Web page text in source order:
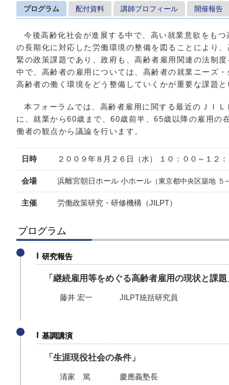
プログラム 配付資料 講師プロフィール 開催報告
今後高齢化社会が進展する中で、高い就業意欲をも
の長期化に対応した労働環境の整備を図ることにより
緊の政策課題であり、政府も、高齢者雇用関連の法制
中で、高齢者の雇用については、高齢者の就業ニーズ
高齢者の働く環境をどう整備していくかが重要な課題
本フォーラムでは、高齢者雇用に関する最近のＪＩ
に、就業から60歳まで、60歳前半、65歳以降の雇用の
働者の観点から議論を行います。
日時 ２００９年８月２６日（水） １０：００～１２
会場 浜離宮朝日ホール 小ホール （東京都中央区築地
主催 労働政策研究・研修機構（JILPT）
プログラム
研究報告
「継続雇用等をめぐる高齢者雇用の現状と課題
藤井 宏一 JILPT統括研究員
基調講演
「生涯現役社会の条件」
清家 篤 慶應義塾長